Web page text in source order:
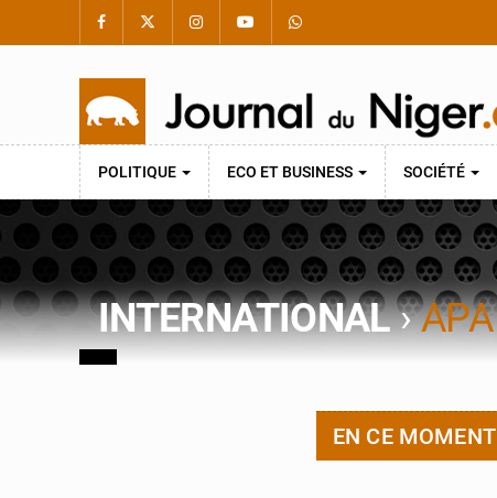
POLITIQUE ECO ET BUSINESS SOCIÉTÉ
INTERNATIONAL›APA
EN CE MOMENT